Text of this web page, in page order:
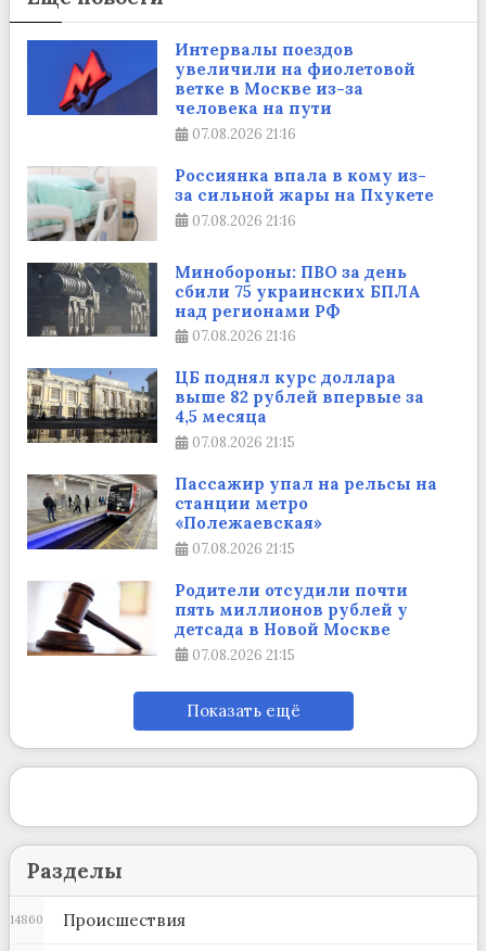
Интервалы поездов
увеличили на фиолетовой
ветке в Москве из-за
человека на пути
07.08.2026 21:16
Россиянка впала в кому из-
за сильной жары на Пхукете
07.08.2026 21:16
Минобороны: ПВО за день
сбили 75 украинских БПЛА
над регионами РФ
07.08.2026 21:16
ЦБ поднял курс доллара
выше 82 рублей впервые за
4,5 месяца
07.08.2026 21:15
Пассажир упал на рельсы на
станции метро
«Полежаевская»
07.08.2026 21:15
Родители отсудили почти
пять миллионов рублей у
детсада в Новой Москве
07.08.2026 21:15
Показать ещё
Разделы
Происшествия
14860